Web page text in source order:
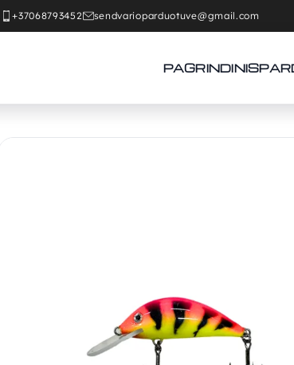
+37068793452 sendvarioparduotuve@gmail.com
PAGRINDINIS